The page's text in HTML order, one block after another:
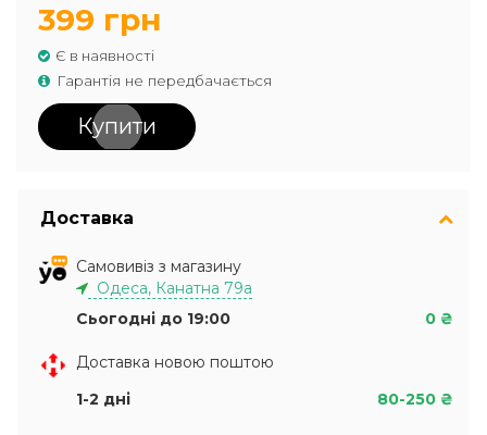
399 грн
Є в наявності
Гарантія не передбачається
Купити
Доставка
Самовивіз з магазину
Одеса, Канатна 79а
Сьогодні до 19:00
0 ₴
Доставка новою поштою
1-2 дні
80-250 ₴